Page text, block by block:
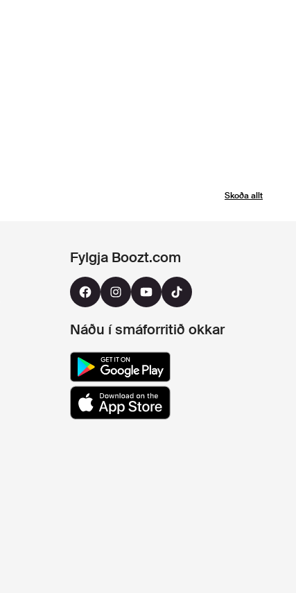
Skoða allt
Fylgja Boozt.com
Náðu í smáforritið okkar